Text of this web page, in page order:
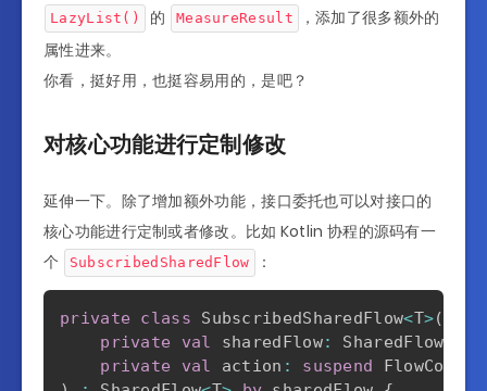
override val viewportStartOffset: Int
/** see
override
/** see
/** see
override val reverseLayout
override val orientation: Orientation
/** see
override val afterContentPadding
/** see
)
: LazyListLayoutInfo, MeasureResult
override
val viewportSize: IntSize
get
) = IntSize width, height)
LazyList() 的 MeasureResult
，添加了很多额外的
属性进来。
你看，挺好用，也挺容易用的，是吧？
对核心功能进行定制修改
延伸一下。除了增加额外功能，接口委托也可以对接口的
核心功能进行定制或者修改。比如 Kotlin 协程的源码有一
个
SubscribedSharedFlow ：
private class SubscribedSharedFlow<T>(
private
val sharedFlow: SharedFlow
private
val action : suspend